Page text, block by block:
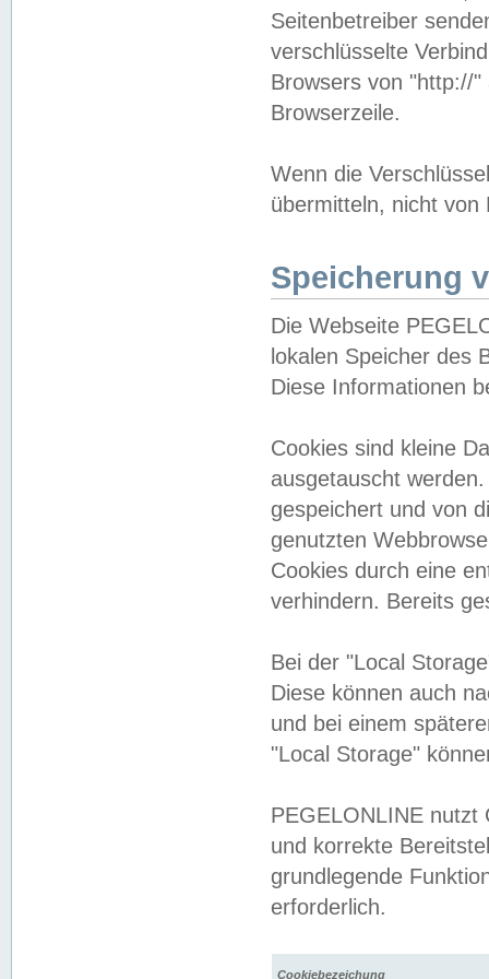
Seitenbetreiber
verschlüsselte
Browsers von "http://
Browserzeile.
Wenn die
übermitteln, nicht von
Speicherung
Die Webseite
lokalen Speicher des
Diese Informationen
Cookies sind kleine
ausgetauscht
gespeichert und von
genutzten
Cookies durch eine
verhindern. Bereits
Bei der "Local
Diese können auch
und bei einem
"Local Storage"
PEGELONLINE nutzt
und korrekte
grundlegende
erforderlich.
Cookiebezeichung